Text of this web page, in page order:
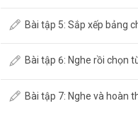
Bài tập 5: Sắp xếp bảng
Bài tập 6: Nghe rồi chọn
Bài tập 7: Nghe và hoàn